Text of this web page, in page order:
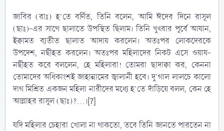
জাবির (রাঃ) হ’তে বর্ণিত, তিনি বলেন, আমি ঈদের দিনে রাসূল
(ছাঃ)-এর সাথে ছালাতে উপস্থিত ছিলাম। তিনি খুৎবার পূর্বে আযান,
ইক্বামত ব্যতীত ছালাত আদায় করলেন। অতঃপর লোকদেরকে
উপদেশ, নছীহত করলেন। অতঃপর মহিলাদের নিকট এসে ওয়ায-
নছীহত করে বললেন, হে মহিলারা! তোমরা ছাদাক্বা কর, কেননা
তোমাদের অধিকাংশই জাহান্নামের জ্বালানী হবে। দু’গাল লালচে কালো
দাগ মিশ্রিত একজন মহিলা নারীদের মধ্যে হ’তে দাঁড়িয়ে বলল, কেন হে
আল্লাহর রাসূল (ছাঃ)?...।[7]
যদি মহিলার চেহারা খোলা না থাকতো, তবে তিনি জানতে পারতেন না